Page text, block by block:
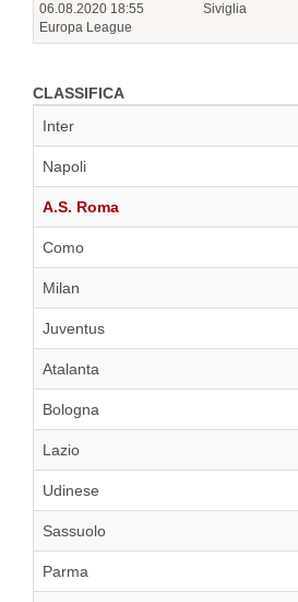
06.08.2020 18:55
Europa League
Siviglia
CLASSIFICA
Inter
Napoli
A.S. Roma
Como
Milan
Juventus
Atalanta
Bologna
Lazio
Udinese
Sassuolo
Parma